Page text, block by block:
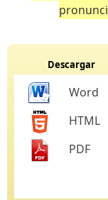
Descargar
Word
HTML
PDF